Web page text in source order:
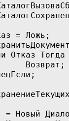
= Ложь;
Отказ Тогда
Возврат;
= Новый